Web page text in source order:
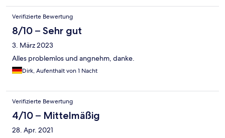
Verifizierte Bewertung
8/10 – Sehr gut
3. März 2023
Alles problemlos und angnehm, danke.
Dirk, Aufenthalt von 1 Nacht
Verifizierte Bewertung
4/10 – Mittelmäßig
28. Apr. 2021